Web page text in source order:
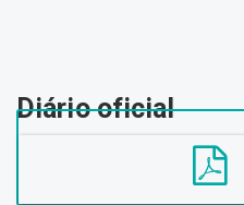
Diário oficial